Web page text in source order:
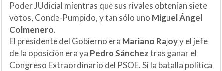
Poder JUdicial mientras que sus rivales obtenían siete
votos, Conde-Pumpido, y tan sólo uno Miguel Ángel
Colmenero.
El presidente del Gobierno era Mariano Rajoyy el jefe
de la oposición era ya Pedro Sáncheztras ganar el
Congreso Extraordinario del PSOE. Si la batalla política